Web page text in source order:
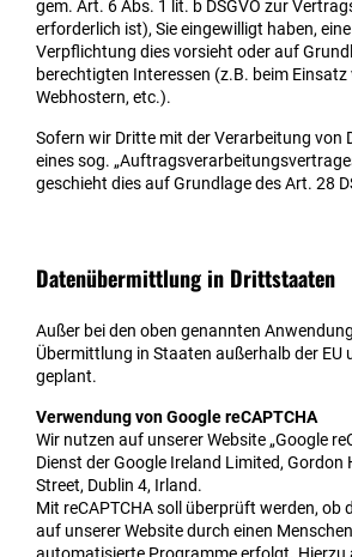
gem. Art. 6 Abs. 1 lit. b DSGVO zur
erforderlich ist), Sie eingewilligt haben,
Verpflichtung dies vorsieht oder auf
berechtigten Interessen (z.B. beim
Webhostern, etc.).
Sofern wir Dritte mit der Verarbeitung von
eines sog.
geschieht dies auf Grundlage des Art. 28
Datenübermittlung in Drittstaaten
Außer bei den oben genannten
Übermittlung in Staaten außerhalb der EU
geplant.
Verwendung von Google reCAPTCHA
Wir nutzen auf unserer Website „Google
Dienst der Google Ireland Limited, Gordon
Street, Dublin 4, Irland.
Mit reCAPTCHA soll überprüft werden, ob
auf unserer Website durch einen